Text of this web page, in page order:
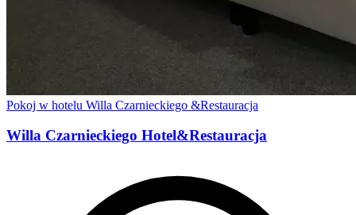
Pokoj w hotelu Willa Czarnieckiego &Restauracja
Willa Czarnieckiego Hotel&Restauracja